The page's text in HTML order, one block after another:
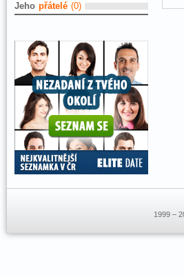
Jeho přátelé (0)
1999 –